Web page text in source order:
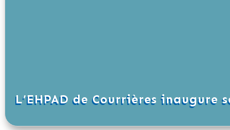
L’EHPAD de Courrières inaugure